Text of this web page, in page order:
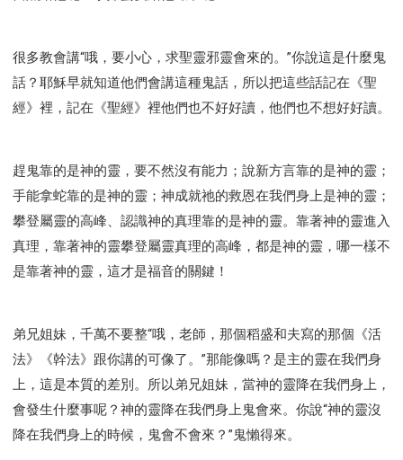
很多教會講“哦，要小心，求聖靈邪靈會來的。”你說這是什麼鬼
話？耶穌早就知道他們會講這種鬼話，所以把這些話記在《聖
經》裡，記在《聖經》裡他們也不好好讀，他們也不想好好讀。
趕鬼靠的是神的靈，要不然沒有能力；說新方言靠的是神的靈；
手能拿蛇靠的是神的靈；神成就祂的救恩在我們身上是神的靈；
攀登屬靈的高峰、認識神的真理靠的是神的靈。靠著神的靈進入
真理，靠著神的靈攀登屬靈真理的高峰，都是神的靈，哪一樣不
是靠著神的靈，這才是福音的關鍵！
弟兄姐妹，千萬不要整“哦，老師，那個稻盛和夫寫的那個《活
法》《幹法》跟你講的可像了。”那能像嗎？是主的靈在我們身
上，這是本質的差別。所以弟兄姐妹，當神的靈降在我們身上，
會發生什麼事呢？神的靈降在我們身上鬼會來。你說“神的靈沒
降在我們身上的時候，鬼會不會來？”鬼懶得來。